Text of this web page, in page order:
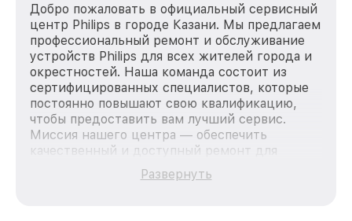
Добро пожаловать в официальный сервисный
центр Philips в городе Казани. Мы предлагаем
профессиональный ремонт и обслуживание
устройств Philips для всех жителей города и
окрестностей. Наша команда состоит из
сертифицированных специалистов, которые
постоянно повышают свою квалификацию,
чтобы предоставить вам лучший сервис.
Миссия нашего центра — обеспечить
качественный и доступный ремонт для
каждого пользователя продукции Philips, вне
зависимости от сложности поломки. Мы
Развернуть